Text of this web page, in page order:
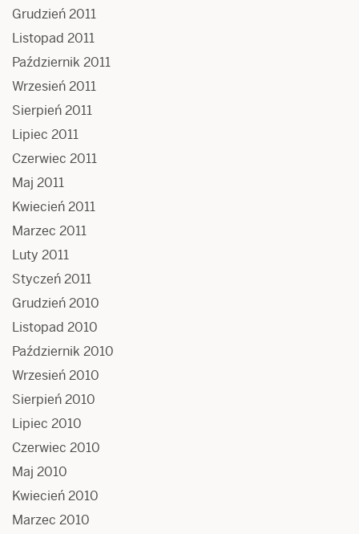
Grudzień 2011
Listopad 2011
Październik 2011
Wrzesień 2011
Sierpień 2011
Lipiec 2011
Czerwiec 2011
Maj 2011
Kwiecień 2011
Marzec 2011
Luty 2011
Styczeń 2011
Grudzień 2010
Listopad 2010
Październik 2010
Wrzesień 2010
Sierpień 2010
Lipiec 2010
Czerwiec 2010
Maj 2010
Kwiecień 2010
Marzec 2010